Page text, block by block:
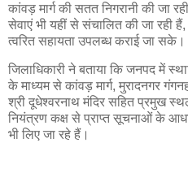
कांवड़ मार्ग की सतत निगरानी की जा
सेवाएं भी यहीं से संचालित की जा रही
त्वरित सहायता उपलब्ध कराई जा सके।
जिलाधिकारी ने बताया कि जनपद में
के माध्यम से कांवड़ मार्ग, मुरादनगर
श्री दूधेश्वरनाथ मंदिर सहित प्रमुख
नियंत्रण कक्ष से प्राप्त सूचनाओं के
भी लिए जा रहे हैं।